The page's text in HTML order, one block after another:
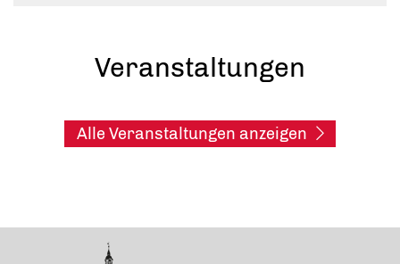
Veranstaltungen
Alle Veranstaltungen anzeigen